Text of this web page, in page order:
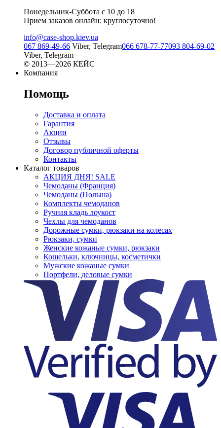
Понедельник-Суббота с 10 до 18
Прием заказов онлайн: круглосуточно!
info@case-shop.kiev.ua
067 869-49-66 Viber, Telegram066 678-77-77093 804-69-02
Viber, Telegram
© 2013—2026 КЕЙС
Компания
Помощь
Доставка и оплата
Гарантия
Акции
Отзывы
Договор публичной оферты
Контакты
Каталог товаров
АКЦИЯ ДНЯ! SALE
Чемоданы (Франция)
Чемоданы (Польша)
Комплекты чемоданов
Ручная кладь лоукост
Чехлы для чемоданов
Дорожные сумки, рюкзаки на колесах
Рюкзаки, сумки
Женские кожаные сумки, рюкзаки
Кошельки, ключницы, косметички
Мужские кожаные сумки
Портфели, деловые сумки